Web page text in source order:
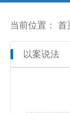
当前位置： 首
以案说法